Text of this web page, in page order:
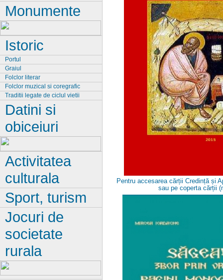
Pentru accesarea cărții Credință și
sau pe coperta cărții
Monumente
Istoric
Portul
Graiul
Folclor literar
Folclor muzical si coregrafic
Traditii legate de ciclul vietii
Datini si
obiceiuri
Activitatea
culturala
Sport, turism
Jocuri de
societate
rurala